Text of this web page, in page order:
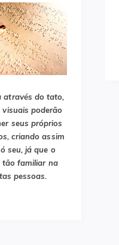
através do tato,
visuais poderão
seus próprios
criando assim
seu, já que o
tão familiar na
pessoas.